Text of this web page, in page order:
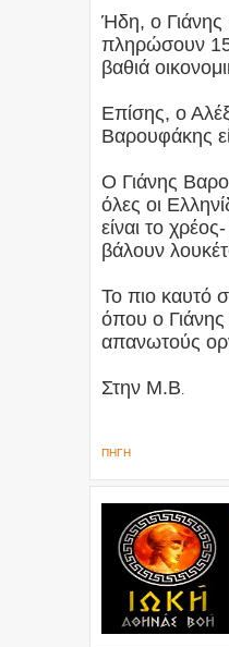
Ήδη, ο Γιάνης
πληρώσουν 15
βαθιά
Επίσης, ο
Βαρουφάκης
Ο Γιάνης
όλες οι
είναι το
βάλουν
Το πιο καυτό
όπου ο
απανωτούς
Στην Μ.Β.
ΠΗΓΗ